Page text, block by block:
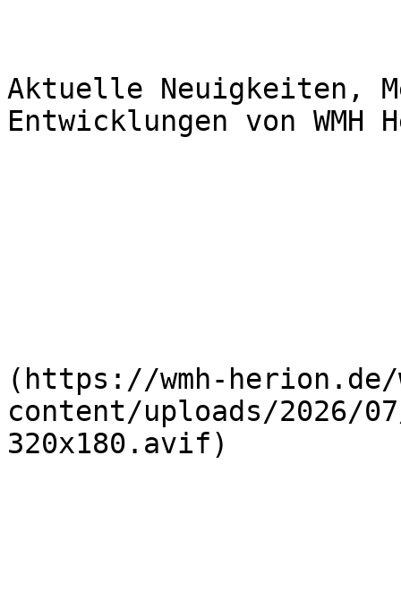
Aktuelle Neuigkeiten,
Entwicklungen von WMH
(https://wmh-herion.de/
content/uploads/2026/
320x180.avif)